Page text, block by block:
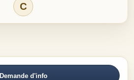
C
Demande d'info